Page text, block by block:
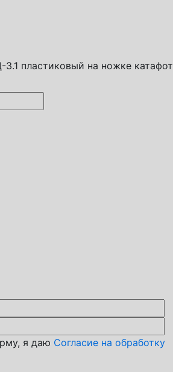
3.1 пластиковый на ножке катафот
я даю Согласие на обработку